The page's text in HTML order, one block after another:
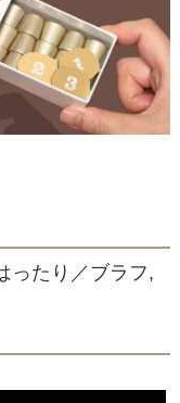
ったり／ブラフ,